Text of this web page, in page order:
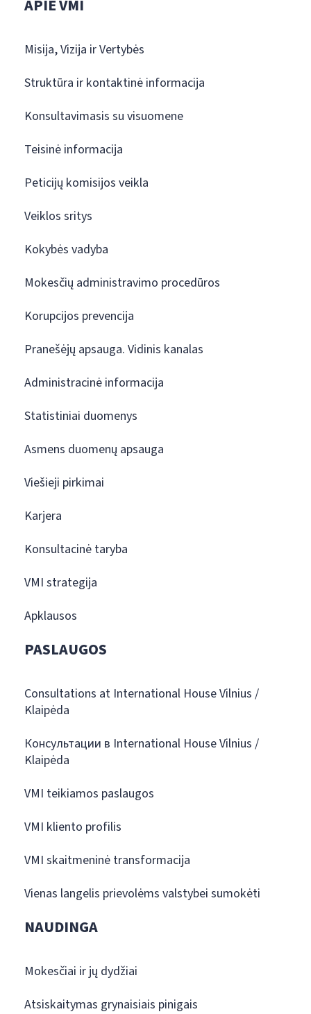
APIE VMI
Misija, Vizija ir Vertybės
Struktūra ir kontaktinė informacija
Konsultavimasis su visuomene
Teisinė informacija
Peticijų komisijos veikla
Veiklos sritys
Kokybės vadyba
Mokesčių administravimo procedūros
Korupcijos prevencija
Pranešėjų apsauga. Vidinis kanalas
Administracinė informacija
Statistiniai duomenys
Asmens duomenų apsauga
Viešieji pirkimai
Karjera
Konsultacinė taryba
VMI strategija
Apklausos
PASLAUGOS
Consultations at International House Vilnius /
Klaipėda
Консультации в International House Vilnius /
Klaipėda
VMI teikiamos paslaugos
VMI kliento profilis
VMI skaitmeninė transformacija
Vienas langelis prievolėms valstybei sumokėti
NAUDINGA
Mokesčiai ir jų dydžiai
Atsiskaitymas grynaisiais pinigais